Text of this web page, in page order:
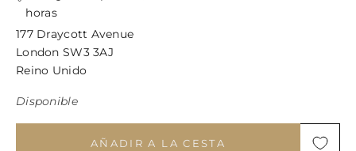
horas
177 Draycott Avenue
London SW3 3AJ
Reino Unido
Disponible
AÑADIR A LA CESTA